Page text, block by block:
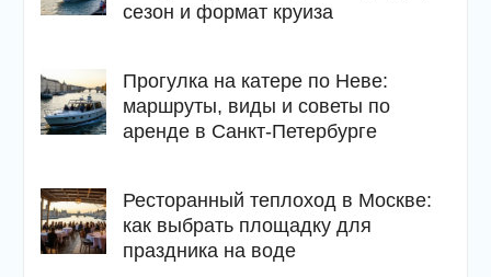
сезон и формат круиза
Прогулка на катере по Неве:
маршруты, виды и советы по
аренде в Санкт-Петербурге
Ресторанный теплоход в Москве:
как выбрать площадку для
праздника на воде